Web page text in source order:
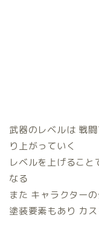
武器のレベルは 戦
り上がっていく
レベルを上げるこ
なる
また キャラクター
塗装要素もあり カ